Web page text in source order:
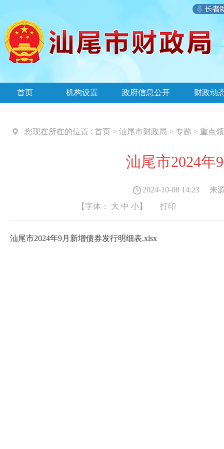
首页 机构设置 政府信息公开 财政动
您现在所在的位置 : 首页 > 汕尾市财政局 > 专题 > 重点
汕尾市2024年
2024-10-08 14:23 来
【字体： 大 中 小】 打印
汕尾市2024年9月新增债券发行明细表.xlsx